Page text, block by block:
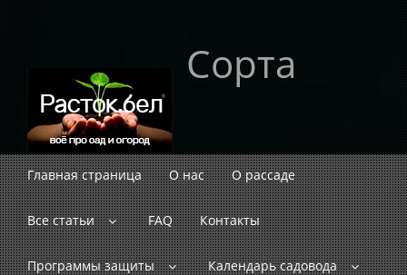
Сорта
Главная страница О нас О рассаде
Все статьи FAQ Контакты
Программы защиты Календарь садовода